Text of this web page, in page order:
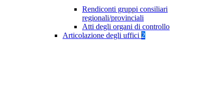
Rendiconti gruppi consiliari
regionali/provinciali
Atti degli organi di controllo
Articolazione degli uffici 2